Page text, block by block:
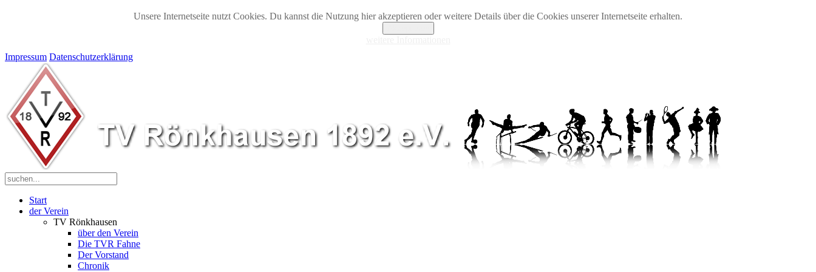
Unsere Internetseite nutzt Cookies. Du kannst die Nutzung hier akzeptieren oder weitere Details über die Cookies unserer Internetseite erhalten.
Impressum Datenschutzerklärung
Start
der Verein
TV Rönkhausen
über den Verein
Die TVR Fahne
Der Vorstand
Chronik